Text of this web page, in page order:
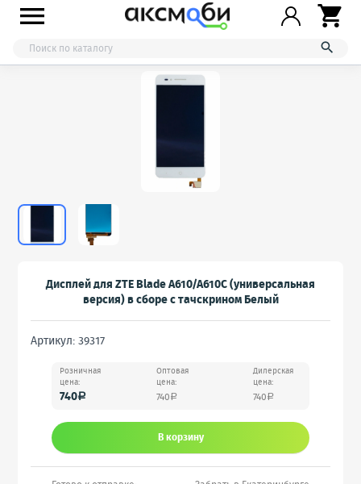



Дисплей для ZTE Blade A610/A610C (универсальная
версия) в сборе с тачскрином Белый
Артикул: 39317
Розничная
цена:
740a
Оптовая
цена:
740 a
Дилерская
цена:
740 a
В корзину